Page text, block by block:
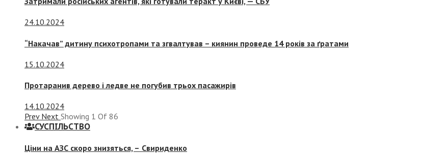
24.10.2024
“Накачав” дитину психотропами та згвалтував – киянин проведе 14 років за ґратами
15.10.2024
Протаранив дерево і ледве не погубив трьох пасажирів
14.10.2024
Prev Next Showing 1 Of 86
СУСПIЛЬСТВО
Ціни на АЗС скоро знизяться, – Свириденко